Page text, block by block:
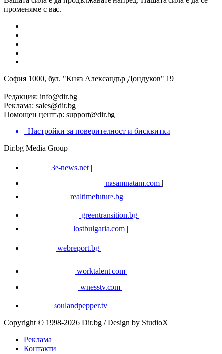
променяме с вас.
София 1000, бул. "Княз Александър Дондуков" 19
Редакция: info@dir.bg
Реклама: sales@dir.bg
Помощен център: support@dir.bg
Настройки за поверителност и бисквитки
Dir.bg Media Group
3e-news.net |
nasamnatam.com |
realtimefuture.bg |
greentransition.bg |
lostbulgaria.com |
webreport.bg
worktalent.com |
wnesstv.com |
soulandpepper.tv
Copyright © 1998-2026 Dir.bg / Design by StudioX
Реклама
Контакти